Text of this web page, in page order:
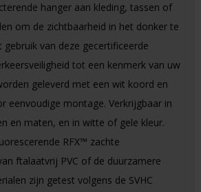
hanger aan kleding, tassen of
om de zichtbaarheid in het donker te
van deze gecertificeerde
tot een kenmerk van uw
geleverd met een wit koord en
eenvoudige montage. Verkrijgbaar in
en maten, en in witte of gele kleur.
RFX™ zachte
ftalaatvrij PVC of de duurzamere
zijn getest volgens de SVHC